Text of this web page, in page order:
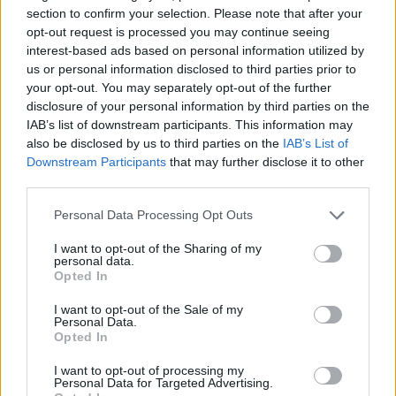
section to confirm your selection. Please note that after your
opt-out request is processed you may continue seeing
interest-based ads based on personal information utilized by
us or personal information disclosed to third parties prior to
your opt-out. You may separately opt-out of the further
disclosure of your personal information by third parties on the
IAB’s list of downstream participants. This information may
also be disclosed by us to third parties on the IAB’s List of
Downstream Participants that may further disclose it to other
Personal Data Processing Opt Outs
I want to opt-out of the Sharing of my
personal data.
Opted In
I want to opt-out of the Sale of my
Personal Data.
Opted In
I want to opt-out of processing my
Personal Data for Targeted Advertising.
25. julij 2026
Opozorilo:Po 297. členu Kazenskega zakonika je
posameznik kazensko odgovoren za javno spodbujanje
sovraštva, nasilja ali nestrpnosti. Komentarji z žaljivimi,
rasističnimi, diskriminatornimi ali nezakonitimi vsebinami
bodo odstranjeni.
Pravila komentiranja →
Failed to fetch
Najbolj brano
Občina Šoštanj je pričela z obnovo vodovoda in
(VIDEO) "Mislil sem, da je konec": Lastnik
velenjske picerije o padcu s padalom na